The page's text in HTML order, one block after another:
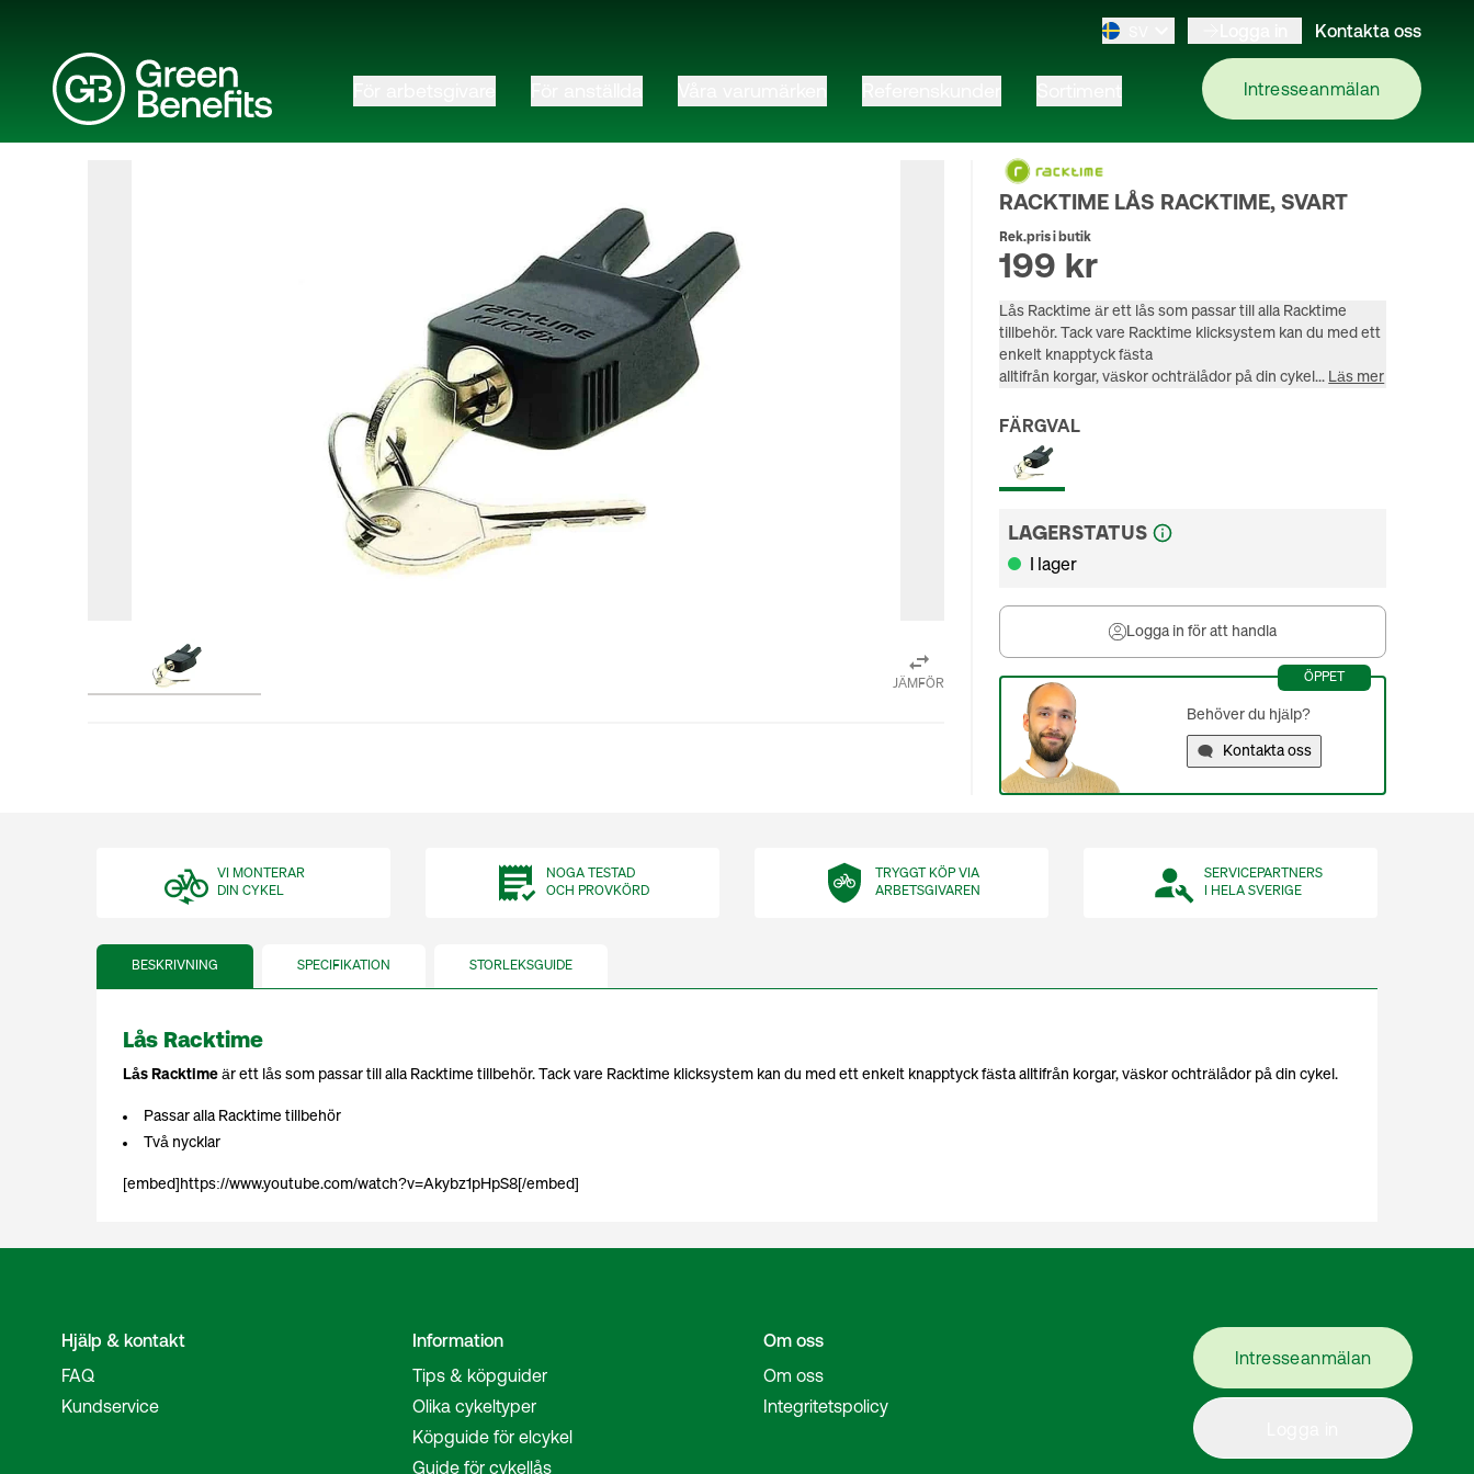
Kontakta oss
Intresseanmälan
JÄMFÖR
RACKTIME LÅS RACKTIME, SVART
Rek.pris i butik
199 kr
Lås Racktime är ett lås som passar till alla Racktime
tillbehör. Tack vare Racktime klicksystem kan du med ett
enkelt knapptyck fästa
alltifrån korgar, väskor ochträlådor på din cykel... Läs mer
FÄRGVAL
LAGERSTATUS
I lager
Logga in för att handla
Behöver du hjälp?
Kontakta oss
ÖPPET
VI MONTERAR
DIN CYKEL
NOGA TESTAD
OCH PROVKÖRD
TRYGGT KÖP VIA
ARBETSGIVAREN
SERVICEPARTNERS
I HELA SVERIGE
BESKRIVNING SPECIFIKATION STORLEKSGUIDE
Lås Racktime
Lås Racktime är ett lås som passar till alla Racktime tillbehör. Tack vare Racktime klicksystem kan du med ett enkelt knapptyck fästa alltifrån korgar, väskor ochträlådor på din cykel.
Passar alla Racktime tillbehör
Två nycklar
[embed]https://www.youtube.com/watch?v=Akybz1pHpS8[/embed]
Hjälp & kontakt
FAQ
Kundservice
Information
Tips & köpguider
Olika cykeltyper
Köpguide för elcykel
Guide för cykellås
Om oss
Om oss
Integritetspolicy
Intresseanmälan